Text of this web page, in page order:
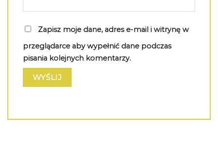
Zapisz moje dane, adres e-mail i witrynę w
przeglądarce aby wypełnić dane podczas
pisania kolejnych komentarzy.